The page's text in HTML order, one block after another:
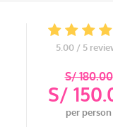
5.00 / 5
S/180.00
cena
S/
per person